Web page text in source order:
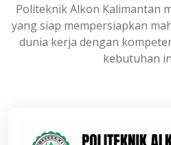
Politeknik Alkon Kalimantan
yang siap mempersiapkan
dunia kerja dengan
kebutuhan